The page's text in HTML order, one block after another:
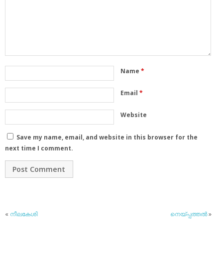
Name *
Email *
Website
Save my name, email, and website in this browser for the
next time I comment.
« നീലകേശി നെയ്പ്പത്തല്‍»